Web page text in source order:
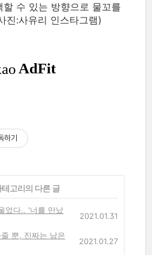
수 있는 방향으로 물꼬를
진:사유리 인스타그램)
하기
테고리의 다른 글
었다.. '너를 만났
2021.01.31
뿐, 진짜는 남은
2021.01.27